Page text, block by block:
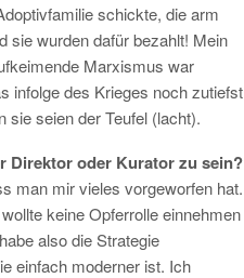
schickte, die arm
sie wurden dafür bezahlt! Mein
Marxismus war
infolge des Krieges noch zutiefst
sie seien der Teufel (lacht).
Direktor oder Kurator zu sein?
man mir vieles vorgeworfen hat.
keine Opferrolle einnehmen
also die Strategie
einfach moderner ist. Ich